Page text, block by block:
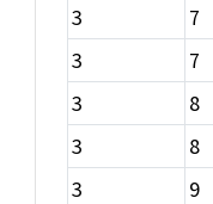
3
7
3
7
3
8
3
8
3
9